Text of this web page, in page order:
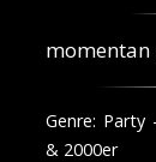
Genre: Party
& 2000er